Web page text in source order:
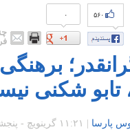
۰ ۵۶۰
تابو شکنی
پارسا ۱۱:۲۱ گرينويچ - پنجشنبه ۲۰ بهمن ۱۳۹۰